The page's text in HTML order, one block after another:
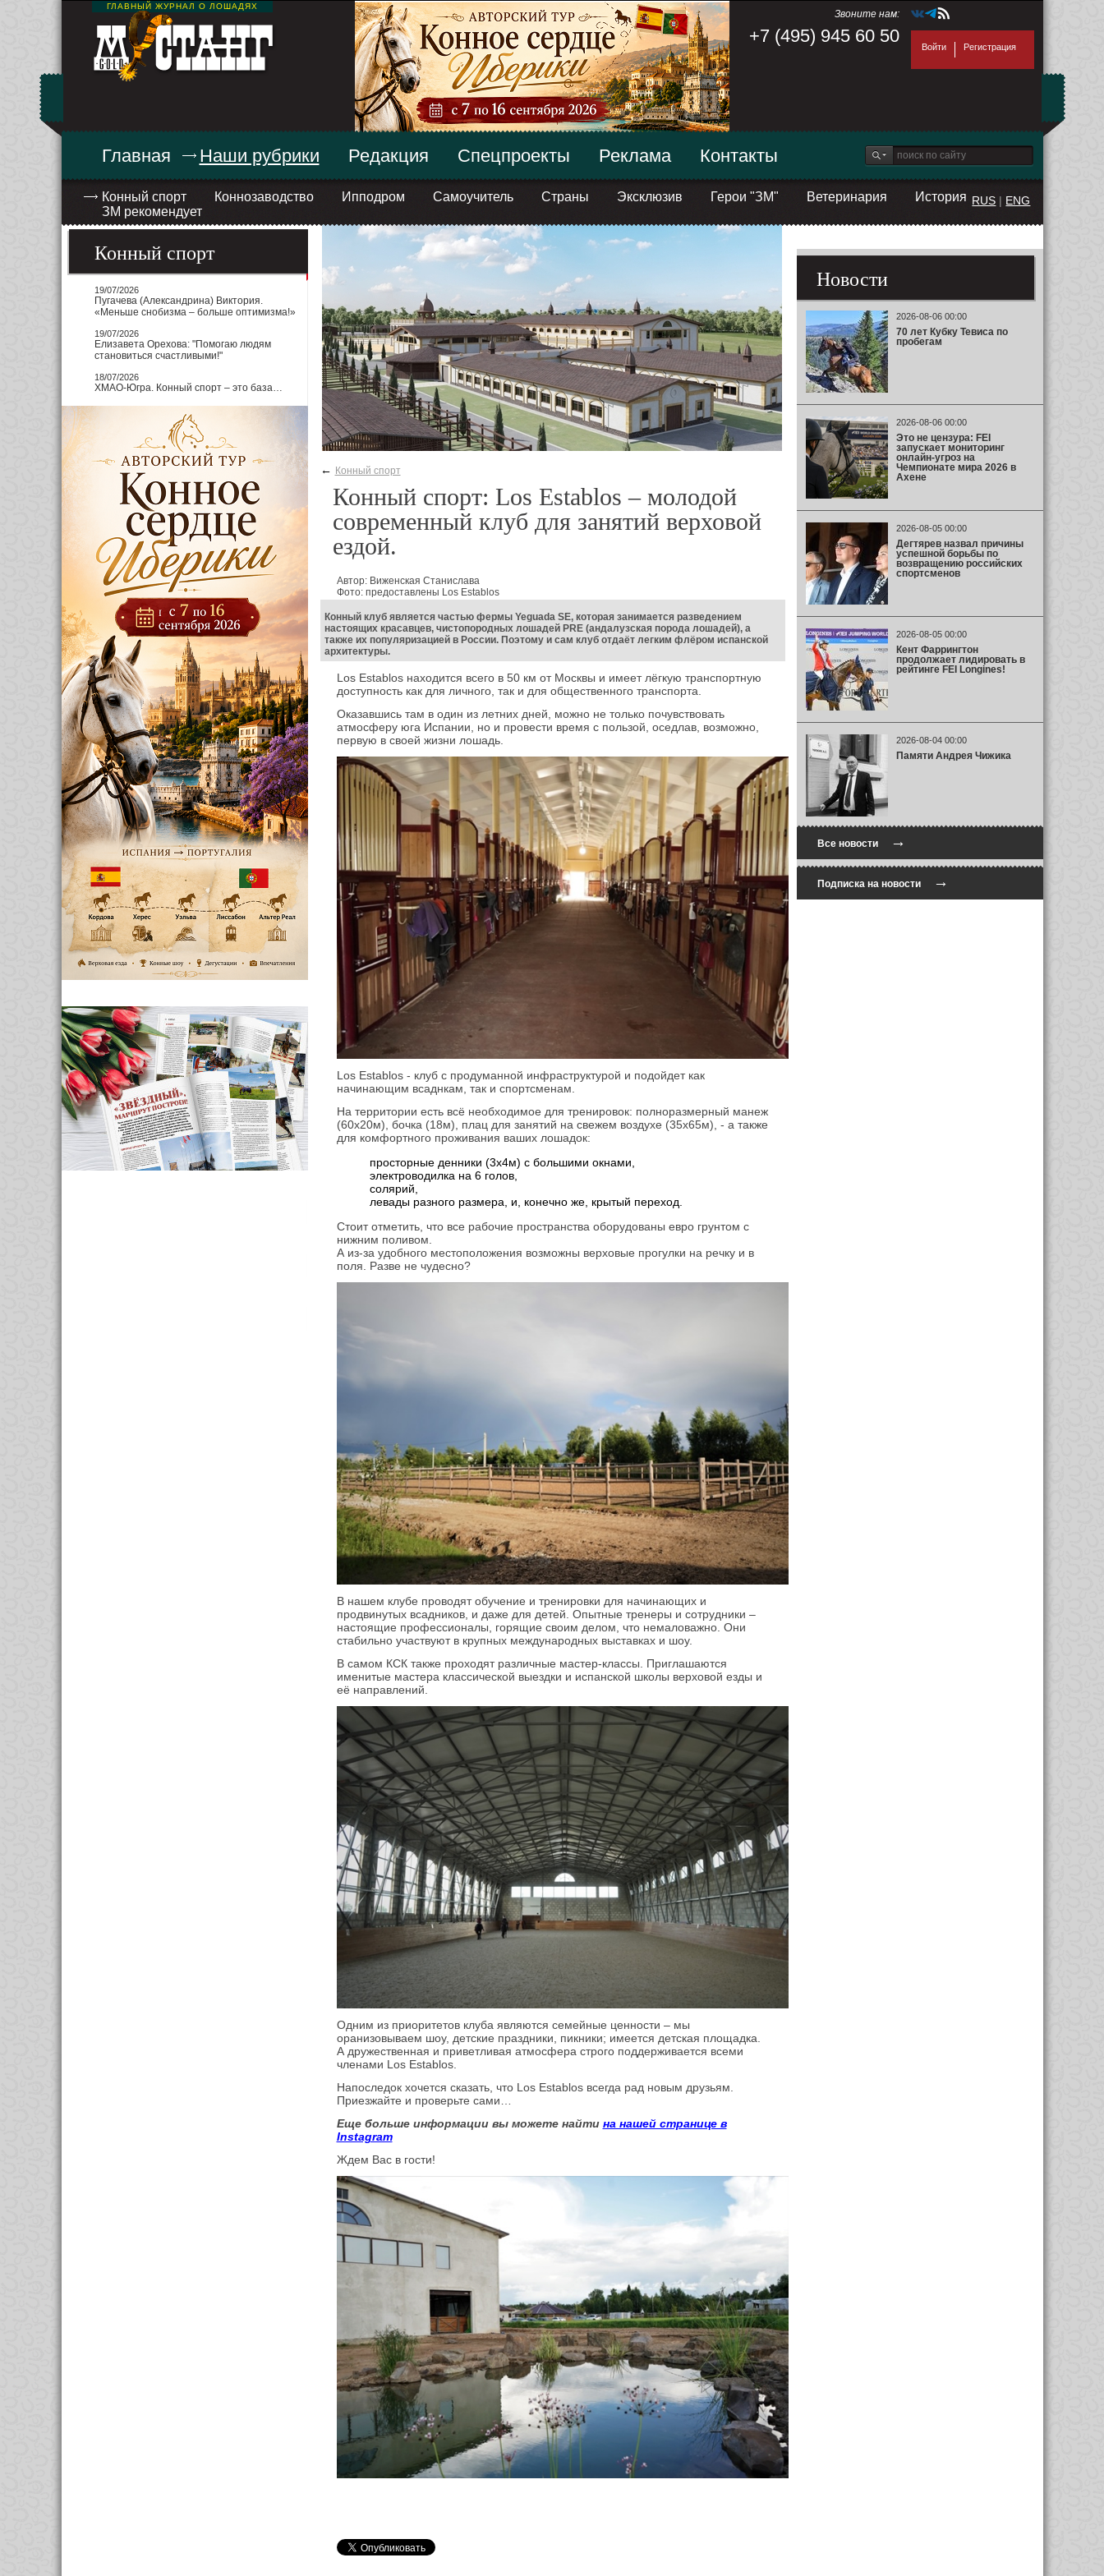
ГЛАВНЫЙ ЖУРНАЛ О ЛОШАДЯХ
Звоните нам:
+7 (495) 945 60 50
Войти Регистрация
Главная Наши рубрики
Конный спорт Коннозаводство Ипподром Самоучитель Страны Эксклюзив Герои "ЗМ" Ветеринария
История
ЗМ рекомендует
Редакция Спецпроекты Реклама Контакты
RUS | ENG
Конный спорт
19/07/2026
Пугачева (Александрина) Виктория.
«Меньше снобизма – больше оптимизма!»
19/07/2026
Елизавета Орехова: "Помогаю людям
становиться счастливыми!"
18/07/2026
ХМАО-Югра. Конный спорт – это база…
← Конный спорт
Конный спорт: Los Establos – молодой
современный клуб для занятий верховой
ездой.
Автор: Виженская Станислава
Фото: предоставлены Los Establos
Конный клуб является частью фермы Yeguada SЕ, которая занимается разведением
настоящих красавцев, чистопородных лошадей PRE (андалузская порода лошадей), а
также их популяризацией в России. Поэтому и сам клуб отдаёт легким флёром испанской
архитектуры.
Los Establos находится всего в 50 км от Москвы и имеет лёгкую транспортную
доступность как для личного, так и для общественного транспорта.
Оказавшись там в один из летних дней, можно не только почувствовать
атмосферу юга Испании, но и провести время с пользой, оседлав, возможно,
первую в своей жизни лошадь.
Los Establos - клуб с продуманной инфраструктурой и подойдет как
начинающим всаднкам, так и спортсменам.
На территории есть всё необходимое для тренировок: полноразмерный манеж
(60х20м), бочка (18м), плац для занятий на свежем воздухе (35х65м), - а также
для комфортного проживания ваших лошадок:
просторные денники (3х4м) с большими окнами,
электроводилка на 6 голов,
солярий,
левады разного размера, и, конечно же, крытый переход.
Стоит отметить, что все рабочие пространства оборудованы евро грунтом с
нижним поливом.
А из-за удобного местоположения возможны верховые прогулки на речку и в
поля. Разве не чудесно?
В нашем клубе проводят обучение и тренировки для начинающих и
продвинутых всадников, и даже для детей. Опытные тренеры и сотрудники –
настоящие профессионалы, горящие своим делом, что немаловажно. Они
стабильно участвуют в крупных международных выставках и шоу.
В самом КСК также проходят различные мастер-классы. Приглашаются
именитые мастера классической выездки и испанской школы верховой езды и
её направлений.
Одним из приоритетов клуба являются семейные ценности – мы
оранизовываем шоу, детские праздники, пикники; имеется детская площадка.
А дружественная и приветливая атмосфера строго поддерживается всеми
членами Los Establos.
Напоследок хочется сказать, что Los Establos всегда рад новым друзьям.
Приезжайте и проверьте сами…
Еще больше информации вы можете найти на нашей странице в
Instagram
Ждем Вас в гости!
Новости
2026-08-06 00:00
70 лет Кубку Тевиса по
пробегам
2026-08-06 00:00
Это не цензура: FEI
запускает мониторинг
онлайн-угроз на
Чемпионате мира 2026 в
Ахене
2026-08-05 00:00
Дегтярев назвал причины
успешной борьбы по
возвращению российских
спортсменов
2026-08-05 00:00
Кент Фаррингтон
продолжает лидировать в
рейтинге FEI Longines!
2026-08-04 00:00
Памяти Андрея Чижика
Все новости→
Подписка на новости→